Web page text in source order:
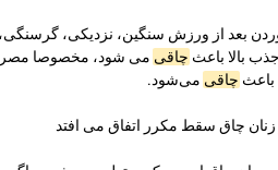
بعد از ورزش سنگین، نزدیکی، گرسنگی،
بالا باعث چاقی می شود، مخصوصا
باعث چاقی می‌شود.
زنان چاق سقط مکرر اتفاق می افتد